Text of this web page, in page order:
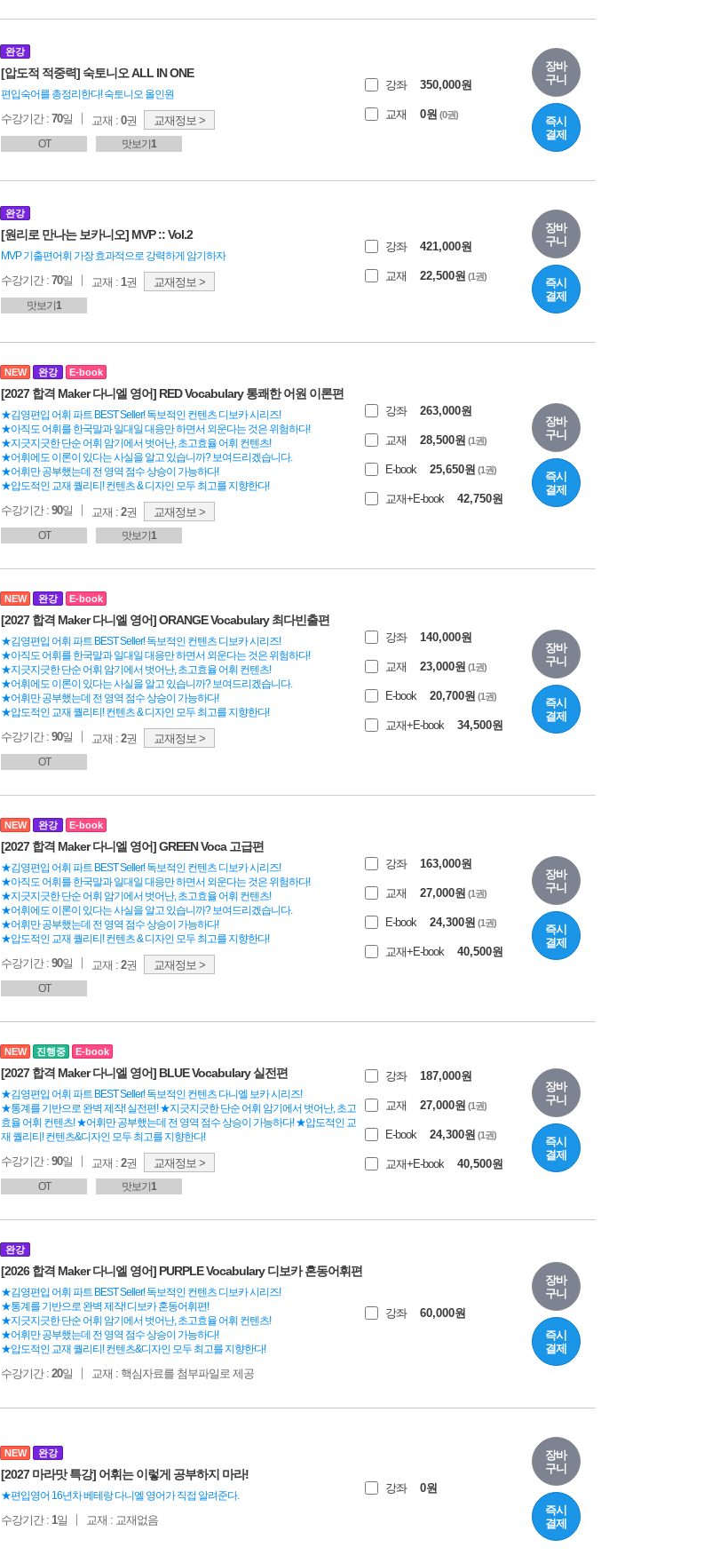
완강
[압도적 적중력] 숙토니오 ALL IN ONE
편입숙어를 총정리한다! 숙토니오 올인원
수강기간 : 70일 교재 : 0권 교재정보 >
OT 맛보기 1
강좌 350,000원
교재 0원 (0권)
장바
구니
즉시
결제
완강
[원리로 만나는 보카니오] MVP :: Vol.2
MVP 기출편어휘 가장 효과적으로 강력하게 암기하자
수강기간 : 70일 교재 : 1권 교재정보 >
맛보기 1
강좌 421,000원
교재 22,500원 (1권)
장바
구니
즉시
결제
NEW 완강 E-book
[2027 합격 Maker 다니엘 영어] RED Vocabulary 통쾌한 어원 이론편
★김영편입 어휘 파트 BEST Seller! 독보적인 컨텐츠 디보카 시리즈!
★아직도 어휘를 한국말과 일대일 대응만 하면서 외운다는 것은 위험하다!
★지긋지긋한 단순 어휘 암기에서 벗어난, 초고효율 어휘 컨텐츠!
★어휘에도 이론이 있다는 사실을 알고 있습니까? 보여드리겠습니다.
★어휘만 공부했는데 전 영역 점수 상승이 가능하다!
★압도적인 교재 퀄리티! 컨텐츠 & 디자인 모두 최고를 지향한다!
수강기간 : 90일 교재 : 2권 교재정보 >
OT 맛보기 1
강좌 263,000원
교재 28,500원 (1권)
E-book 25,650원 (1권)
교재+E-book 42,750원
장바
구니
즉시
결제
NEW 완강 E-book
[2027 합격 Maker 다니엘 영어] ORANGE Vocabulary 최다빈출편
★김영편입 어휘 파트 BEST Seller! 독보적인 컨텐츠 디보카 시리즈!
★아직도 어휘를 한국말과 일대일 대응만 하면서 외운다는 것은 위험하다!
★지긋지긋한 단순 어휘 암기에서 벗어난, 초고효율 어휘 컨텐츠!
★어휘에도 이론이 있다는 사실을 알고 있습니까? 보여드리겠습니다.
★어휘만 공부했는데 전 영역 점수 상승이 가능하다!
★압도적인 교재 퀄리티! 컨텐츠 & 디자인 모두 최고를 지향한다!
수강기간 : 90일 교재 : 2권 교재정보 >
OT
강좌 140,000원
교재 23,000원 (1권)
E-book 20,700원 (1권)
교재+E-book 34,500원
장바
구니
즉시
결제
NEW 완강 E-book
[2027 합격 Maker 다니엘 영어] GREEN Voca 고급편
★김영편입 어휘 파트 BEST Seller! 독보적인 컨텐츠 디보카 시리즈!
★아직도 어휘를 한국말과 일대일 대응만 하면서 외운다는 것은 위험하다!
★지긋지긋한 단순 어휘 암기에서 벗어난, 초고효율 어휘 컨텐츠!
★어휘에도 이론이 있다는 사실을 알고 있습니까? 보여드리겠습니다.
★어휘만 공부했는데 전 영역 점수 상승이 가능하다!
★압도적인 교재 퀄리티! 컨텐츠 & 디자인 모두 최고를 지향한다!
수강기간 : 90일 교재 : 2권 교재정보 >
OT
강좌 163,000원
교재 27,000원 (1권)
E-book 24,300원 (1권)
교재+E-book 40,500원
장바
구니
즉시
결제
NEW 진행중 E-book
[2027 합격 Maker 다니엘 영어] BLUE Vocabulary 실전편
★김영편입 어휘 파트 BEST Seller! 독보적인 컨텐츠 다니엘 보카 시리즈!
★통계를 기반으로 완벽 제작! 실전편! ★지긋지긋한 단순 어휘 암기에서 벗어난, 초고
효율 어휘 컨텐츠! ★어휘만 공부했는데 전 영역 점수 상승이 가능하다! ★압도적인 교
재 퀄리티! 컨텐츠&디자인 모두 최고를 지향한다!
수강기간 : 90일 교재 : 2권 교재정보 >
OT 맛보기 1
강좌 187,000원
교재 27,000원 (1권)
E-book 24,300원 (1권)
교재+E-book 40,500원
장바
구니
즉시
결제
완강
[2026 합격 Maker 다니엘 영어] PURPLE Vocabulary 디보카 혼동어휘편
★김영편입 어휘 파트 BEST Seller! 독보적인 컨텐츠 디보카 시리즈!
★통계를 기반으로 완벽 제작! 디보카 혼동어휘편!
★지긋지긋한 단순 어휘 암기에서 벗어난, 초고효율 어휘 컨텐츠!
★어휘만 공부했는데 전 영역 점수 상승이 가능하다!
★압도적인 교재 퀄리티! 컨텐츠&디자인 모두 최고를 지향한다!
수강기간 : 20일 교재 : 핵심자료를 첨부파일로 제공
강좌 60,000원
장바
구니
즉시
결제
NEW 완강
[2027 마라맛 특강] 어휘는 이렇게 공부하지 마라!
★편입영어 16년차 베테랑 다니엘 영어가 직접 알려준다.
수강기간 : 1일 교재 : 교재없음
강좌 0원
장바
구니
즉시
결제